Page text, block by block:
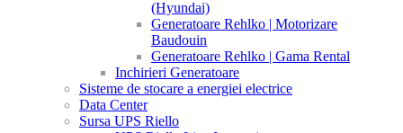
(Hyundai)
Generatoare Rehlko | Motorizare
Baudouin
Generatoare Rehlko | Gama Rental
Inchirieri Generatoare
Sisteme de stocare a energiei electrice
Data Center
Sursa UPS Riello